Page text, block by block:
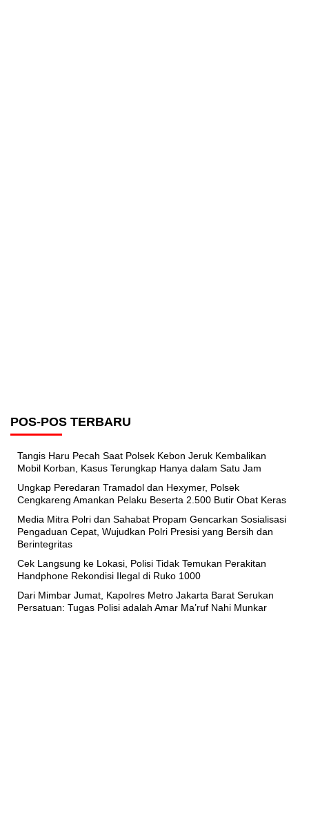
POS-POS TERBARU
Tangis Haru Pecah Saat Polsek Kebon Jeruk Kembalikan
Mobil Korban, Kasus Terungkap Hanya dalam Satu Jam
Ungkap Peredaran Tramadol dan Hexymer, Polsek
Cengkareng Amankan Pelaku Beserta 2.500 Butir Obat Keras
Media Mitra Polri dan Sahabat Propam Gencarkan Sosialisasi
Pengaduan Cepat, Wujudkan Polri Presisi yang Bersih dan
Berintegritas
Cek Langsung ke Lokasi, Polisi Tidak Temukan Perakitan
Handphone Rekondisi Ilegal di Ruko 1000
Dari Mimbar Jumat, Kapolres Metro Jakarta Barat Serukan
Persatuan: Tugas Polisi adalah Amar Ma’ruf Nahi Munkar